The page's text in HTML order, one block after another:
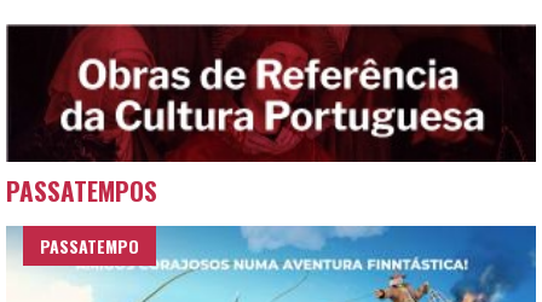
PASSATEMPOS
PASSATEMPO